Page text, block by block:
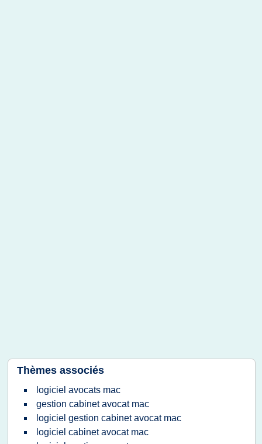
Thèmes associés
logiciel avocats mac
gestion cabinet avocat mac
logiciel gestion cabinet avocat mac
logiciel cabinet avocat mac